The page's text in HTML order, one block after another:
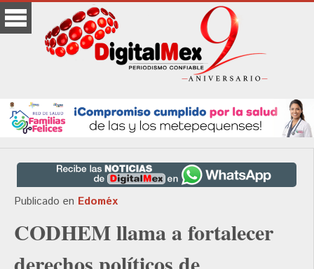
Publicado en Edoméx
CODHEM llama a fortalecer